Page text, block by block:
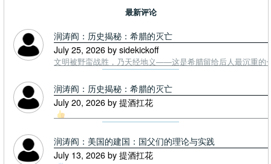
最新评论
润涛阎：历史揭秘：希腊的灭亡
July 25, 2026 by sidekickoff
文明被野蛮战胜，乃天经地义——这是希腊留给后人最沉重的
润涛阎：历史揭秘：希腊的灭亡
July 20, 2026 by 提酒扛花
润涛阎：美国的建国：国父们的理论与实践
July 13, 2026 by 提酒扛花